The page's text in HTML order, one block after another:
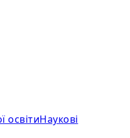
освітиНаукові